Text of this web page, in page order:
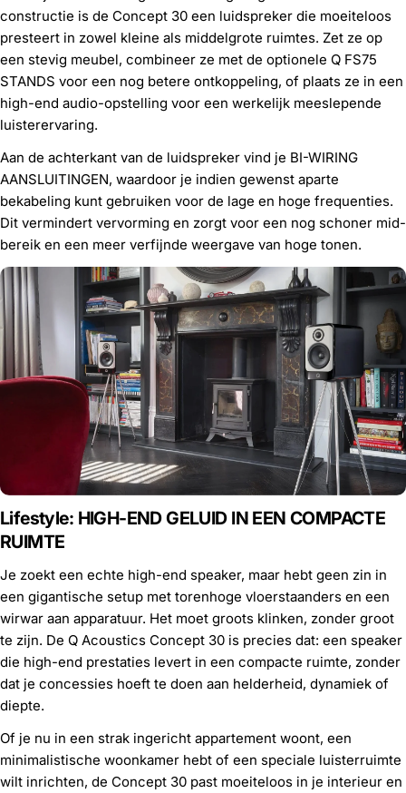
constructie is de Concept 30 een luidspreker die moeiteloos
presteert in zowel kleine als middelgrote ruimtes. Zet ze op
een stevig meubel, combineer ze met de optionele Q FS75
STANDS voor een nog betere ontkoppeling, of plaats ze in een
high-end audio-opstelling voor een werkelijk meeslepende
luisterervaring.
Aan de achterkant van de luidspreker vind je BI-WIRING
AANSLUITINGEN, waardoor je indien gewenst aparte
bekabeling kunt gebruiken voor de lage en hoge frequenties.
Dit vermindert vervorming en zorgt voor een nog schoner mid-
bereik en een meer verfijnde weergave van hoge tonen.
Lifestyle: HIGH-END GELUID IN EEN COMPACTE
RUIMTE
Je zoekt een echte high-end speaker, maar hebt geen zin in
een gigantische setup met torenhoge vloerstaanders en een
wirwar aan apparatuur. Het moet groots klinken, zonder groot
te zijn. De Q Acoustics Concept 30 is precies dat: een speaker
die high-end prestaties levert in een compacte ruimte, zonder
dat je concessies hoeft te doen aan helderheid, dynamiek of
diepte.
Of je nu in een strak ingericht appartement woont, een
minimalistische woonkamer hebt of een speciale luisterruimte
wilt inrichten, de Concept 30 past moeiteloos in je interieur en